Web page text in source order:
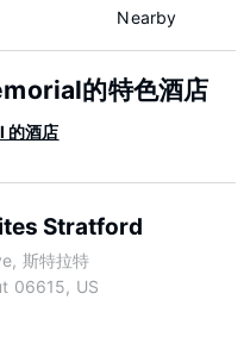
Nearby
的特色酒店
的酒店
Stratford
斯特拉特
06615, US